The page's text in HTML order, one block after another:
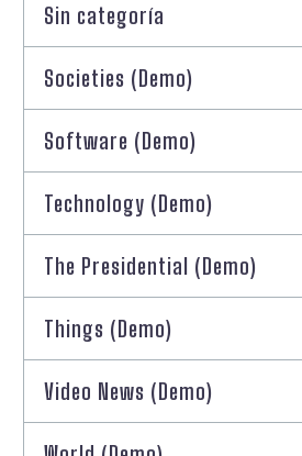
Sin categoría
Societies (Demo)
Software (Demo)
Technology (Demo)
The Presidential (Demo)
Things (Demo)
Video News (Demo)